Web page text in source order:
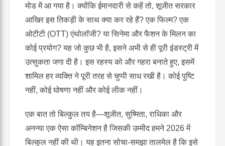
मोड में आ गया है। क्योंकि ईमानदारी से कहें तो, शूजीत सरकार
आखिर इस तिकड़ी के साथ क्या कर रहे हैं? एक फिल्म? एक
ओटीटी (OTT) एंथोलॉजी? या सिनेमा और फैशन के मिलन का
कोई प्रयोग? यह जो कुछ भी है, इसने अभी से ही पूरी इंडस्ट्री में
उत्सुकता जगा दी है। इस रहस्य को और गहरा बनाते हुए, इसमें
शामिल हर व्यक्ति ने पूरी तरह से चुप्पी साध रखी है। कोई पुष्टि
नहीं, कोई घोषणा नहीं और कोई लीक नहीं।
एक बात तो बिल्कुल तय है—शूजीत, सुष्मिता, राधिका और
अनन्या एक ऐसा कॉम्बिनेशन है जिसकी उम्मीद हमने 2026 में
बिल्कुल नहीं की थी। यह इतना सोचा-समझा तालमेल है कि इसे